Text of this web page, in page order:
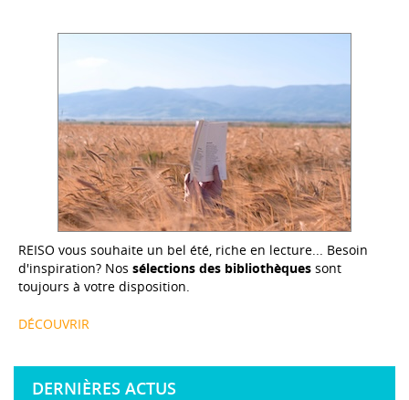
REISO vous souhaite un bel été, riche en lecture... Besoin
d'inspiration? Nos sélections des bibliothèques sont
toujours à votre disposition.
DÉCOUVRIR
DERNIÈRES ACTUS